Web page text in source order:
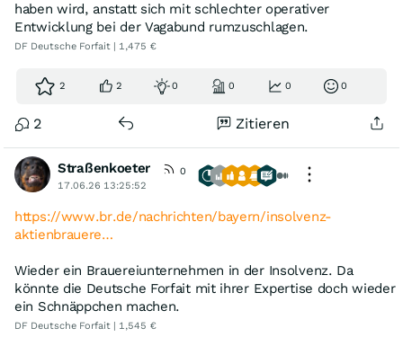
haben wird, anstatt sich mit schlechter operativer
Entwicklung bei der Vagabund rumzuschlagen.
DF Deutsche Forfait | 1,475 €
2 2 0 0 0 0
2 Zitieren
Straßenkoeter
0
17.06.26 13:25:52
https://www.br.de/nachrichten/bayern/insolvenz-
aktienbrauere…
Wieder ein Brauereiunternehmen in der Insolvenz. Da
könnte die Deutsche Forfait mit ihrer Expertise doch wieder
ein Schnäppchen machen.
DF Deutsche Forfait | 1,545 €